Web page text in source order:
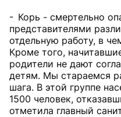
- Корь - смертельно
представителями
отдельную работу, в
Кроме того,
родители не дают
детям. Мы стараемся
шага. В этой группе
1500 человек,
отметила главный